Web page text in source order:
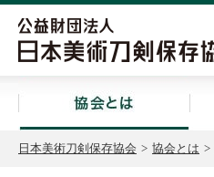
日本美術刀剣保存協会 > 協会とは >